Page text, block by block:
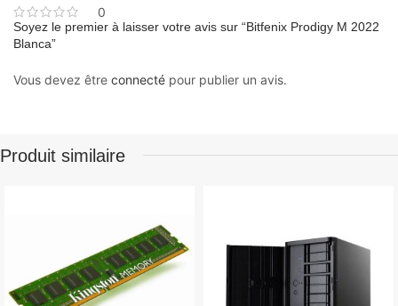
0
Soyez le premier à laisser votre avis sur “Bitfenix Prodigy M 2022
Blanca”
Vous devez être connecté pour publier un avis.
Produit similaire